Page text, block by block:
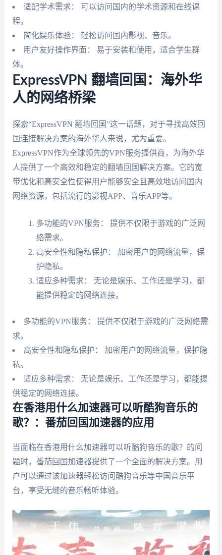
适配学术需求： 可以访问国内的学术资源和在线课
程。
简化娱乐体验： 轻松访问国内影视、音乐。
用户友好操作界面： 易于安装和使用，适合学生群
体。
ExpressVPN 翻墙回国：海外华
人的网络桥梁
探索“ExpressVPN 翻墙回国”这一话题，对于寻找高效回
国连接解决方案的海外华人来说，尤为重要。
ExpressVPN作为全球领先的VPN服务提供商，为海外华
人提供了一个高效和稳定的翻墙回国解决方案。它的宽
带优化和高安全性使得用户能够安全且高效地访问国内
网络资源，包括流行的影视APP、音乐APP等。
多功能的VPN服务： 提供不仅限于游戏的广泛网
络需求。
高安全性和隐私保护： 加密用户的网络流量，保
护隐私。
适应多种需求： 无论是娱乐、工作还是学习，都
能提供稳定的网络连接。
多功能的VPN服务： 提供不仅限于游戏的广泛网络需
求。
高安全性和隐私保护： 加密用户的网络流量，保护隐
私。
适应多种需求： 无论是娱乐、工作还是学习，都能提
供稳定的网络连接。
在香港用什么加速器可以听酷狗音乐的
歌？：番茄回国加速器的应用
当面临在香港用什么加速器可以听酷狗音乐的歌？的问
题时，番茄回国加速器提供了一个全面的解决方案。用
户可以通过该加速器轻松访问酷狗音乐等中国音乐平
台，享受无缝的音乐畅听体验。